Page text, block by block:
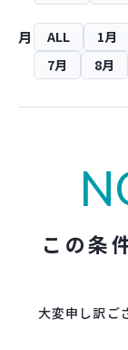
月 ALL 1月
7月
8月
この条
大変申し訳ご